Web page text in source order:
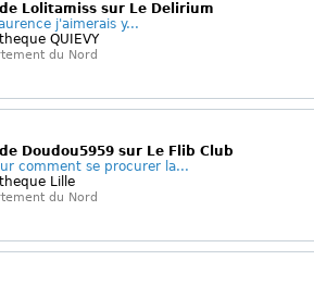
Lolitamiss sur Le Delirium
j'aimerais y...
QUIEVY
du Nord
Doudou5959 sur Le Flib Club
comment se procurer la...
Lille
du Nord